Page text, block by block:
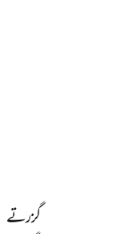
گزرتے